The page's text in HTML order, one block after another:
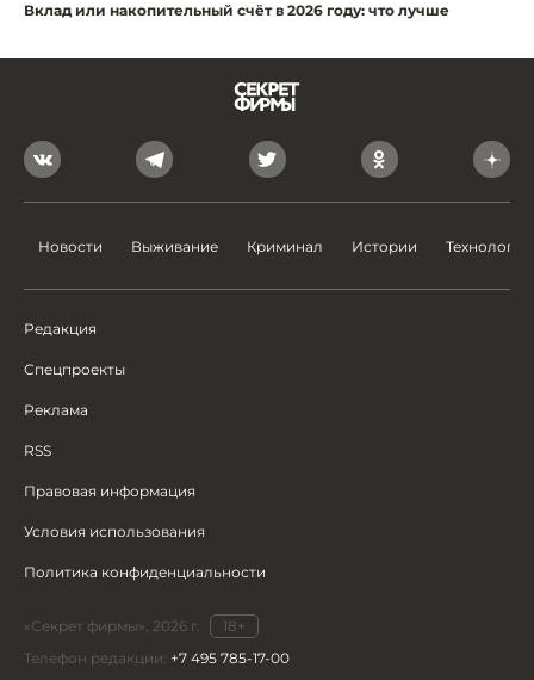
Вклад или накопительный счёт в 2026 году: что лучше
Новости Выживание Криминал Истории Технологии
Редакция
Спецпроекты
Реклама
RSS
Правовая информация
Условия использования
Политика конфиденциальности
«Секрет фирмы», 2026 г.
18+
Телефон редакции: +7 495 785-17-00